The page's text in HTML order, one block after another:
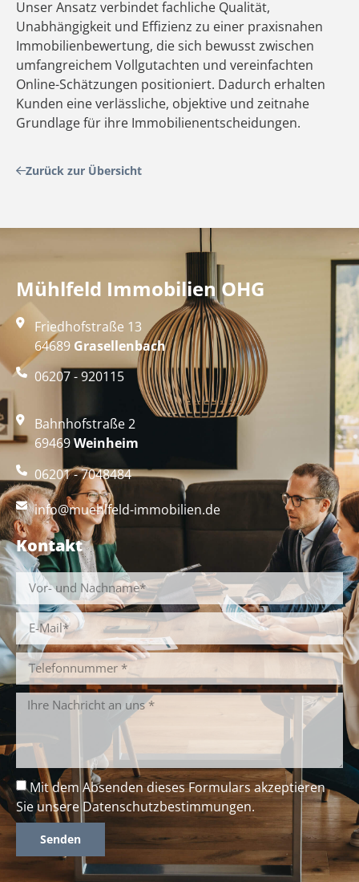
Unser Ansatz verbindet fachliche Qualität,
Unabhängigkeit und Effizienz zu einer praxisnahen
Immobilienbewertung, die sich bewusst zwischen
umfangreichem Vollgutachten und vereinfachten
Online-Schätzungen positioniert. Dadurch erhalten
Kunden eine verlässliche, objektive und zeitnahe
Grundlage für ihre Immobilienentscheidungen.
Zurück zur Übersicht
Mühlfeld Immobilien OHG
Friedhofstraße 13
64689 Grasellenbach
06207 - 920115
Bahnhofstraße 2
69469Weinheim
06201 - 7048484
info@muehlfeld-immobilien.de
Kontakt
Mit dem Absenden dieses Formulars akzeptieren
Sie unsereDatenschutzbestimmungen.
Senden
Alternative: